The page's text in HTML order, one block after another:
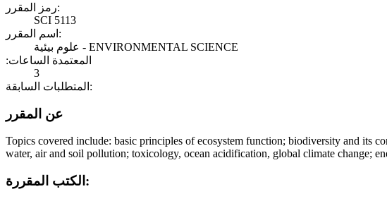
رمز المقرر:
SCI 5113
اسم المقرر:
علوم بيئية - ENVIRONMENTAL SCIENCE
:المعتمدة الساعات
3
المتطلبات السابقة:
عن المقرر
Topics covered include: basic principles of ecosystem function; biodiversity and its
water, air and soil pollution; toxicology, ocean acidification, global climate change;
الكتب المقررة: